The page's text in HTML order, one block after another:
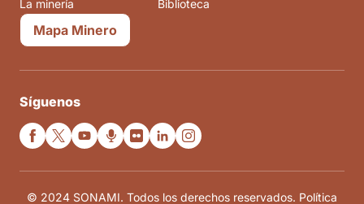
La minería
Biblioteca
Mapa Minero
Síguenos
© 2024 SONAMI. Todos los derechos reservados. Política